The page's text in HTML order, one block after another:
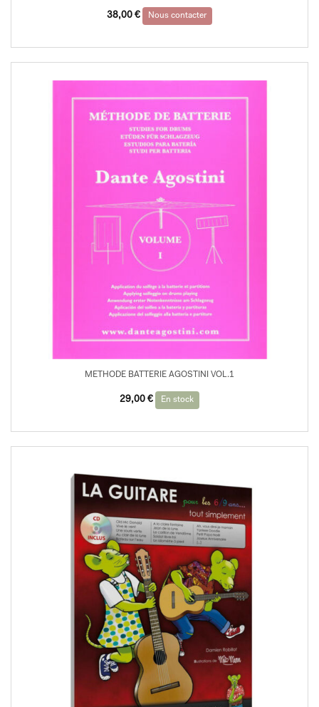
38,00 € Nous contacter
METHODE BATTERIE AGOSTINI VOL.1
29,00 € En stock